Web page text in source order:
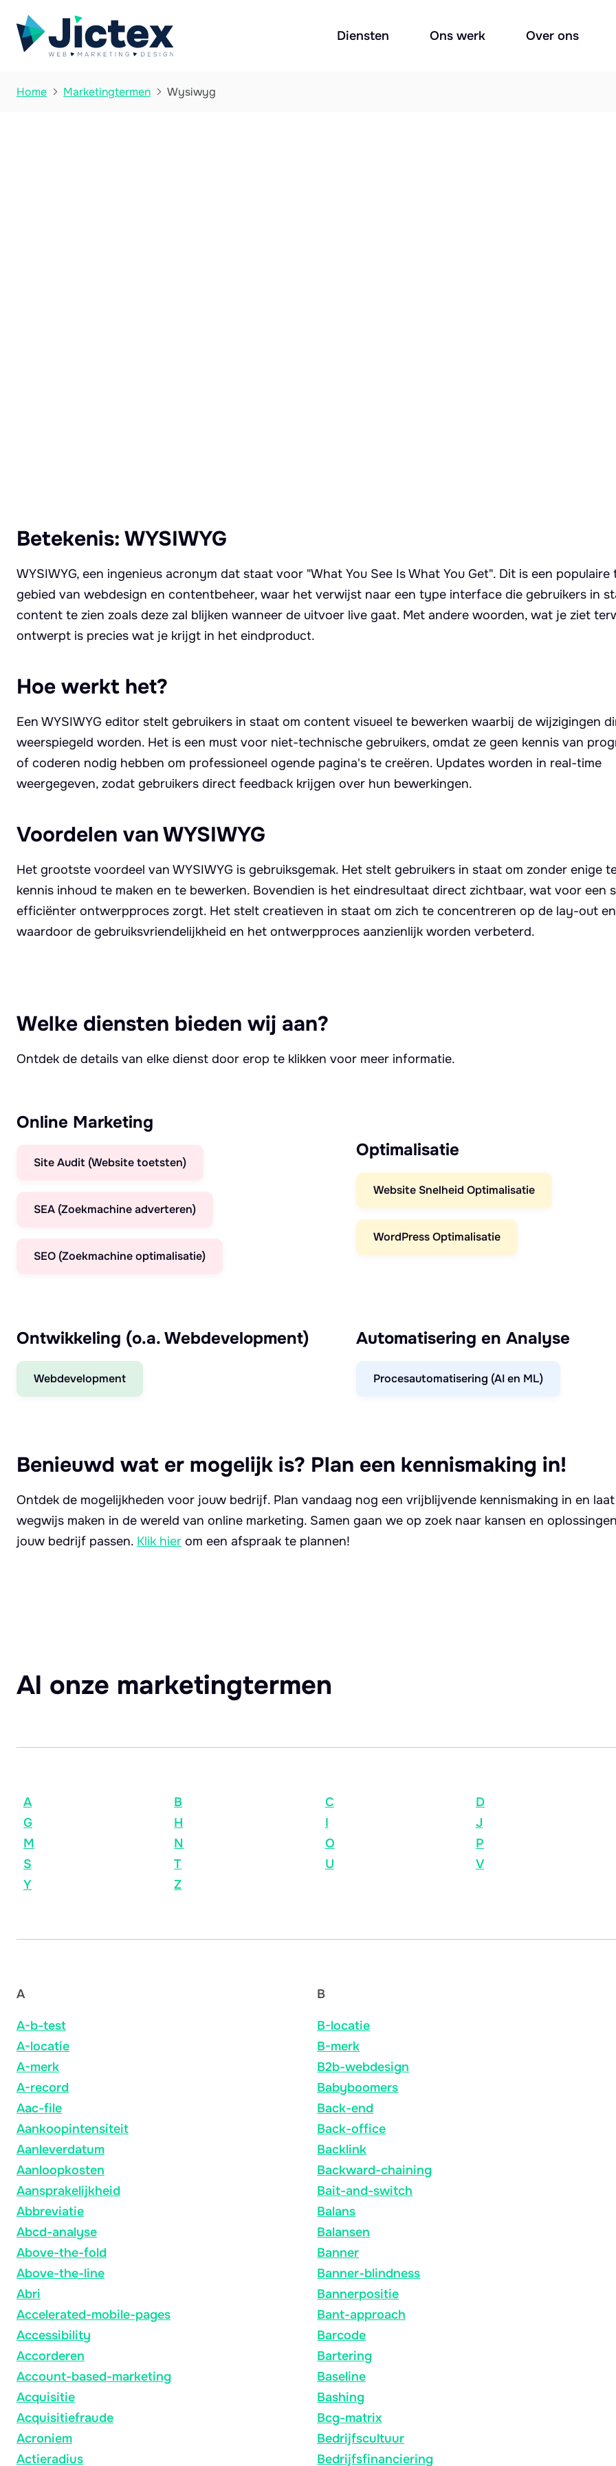
Diensten Ons werk Over ons
Home  Marketingtermen  Wysiwyg
Betekenis: WYSIWYG
WYSIWYG, een ingenieus acronym dat staat voor "What You See Is What You Get". Dit is een
gebied van webdesign en contentbeheer, waar het verwijst naar een type interface die gebruikers in
content te zien zoals deze zal blijken wanneer de uitvoer live gaat. Met andere woorden, wat je ziet
ontwerpt is precies wat je krijgt in het eindproduct.
Hoe werkt het?
Een WYSIWYG editor stelt gebruikers in staat om content visueel te bewerken waarbij de wijzigingen
weerspiegeld worden. Het is een must voor niet-technische gebruikers, omdat ze geen kennis van
of coderen nodig hebben om professioneel ogende pagina's te creëren. Updates worden in real-time
weergegeven, zodat gebruikers direct feedback krijgen over hun bewerkingen.
Voordelen van WYSIWYG
Het grootste voordeel van WYSIWYG is gebruiksgemak. Het stelt gebruikers in staat om zonder enige
kennis inhoud te maken en te bewerken. Bovendien is het eindresultaat direct zichtbaar, wat voor een
efficiënter ontwerpproces zorgt. Het stelt creatieven in staat om zich te concentreren op de lay-out
waardoor de gebruiksvriendelijkheid en het ontwerpproces aanzienlijk worden verbeterd.
Welke diensten bieden wij aan?
Ontdek de details van elke dienst door erop te klikken voor meer informatie.
Online Marketing
Site Audit (Website toetsten)
SEA (Zoekmachine adverteren)
SEO (Zoekmachine optimalisatie)
Optimalisatie
Website Snelheid Optimalisatie
WordPress Optimalisatie
Ontwikkeling (o.a. Webdevelopment)
Webdevelopment
Automatisering en Analyse
Procesautomatisering (AI en ML)
Benieuwd wat er mogelijk is? Plan een kennismaking in!
Ontdek de mogelijkheden voor jouw bedrijf. Plan vandaag nog een vrijblijvende kennismaking in en
wegwijs maken in de wereld van online marketing. Samen gaan we op zoek naar kansen en
jouw bedrijf passen. Klik hier om een afspraak te plannen!
Al onze marketingtermen
A B C D
G
H I J
M
N O P
S
T U V
Y
Z
A
A-b-test
A-locatie
A-merk
A-record
Aac-file
Aankoopintensiteit
Aanleverdatum
Aanloopkosten
Aansprakelijkheid
Abbreviatie
Abcd-analyse
Above-the-fold
Above-the-line
Abri
Accelerated-mobile-pages
Accessibility
Accorderen
Account-based-marketing
Acquisitie
Acquisitiefraude
Acroniem
Actieradius
B
B-locatie
B-merk
B2b-webdesign
Babyboomers
Back-end
Back-office
Backlink
Backward-chaining
Bait-and-switch
Balans
Balansen
Banner
Banner-blindness
Bannerpositie
Bant-approach
Barcode
Bartering
Baseline
Bashing
Bcg-matrix
Bedrijfscultuur
Bedrijfsfinanciering